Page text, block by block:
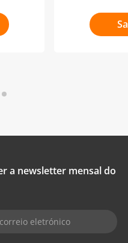
a newsletter mensal do